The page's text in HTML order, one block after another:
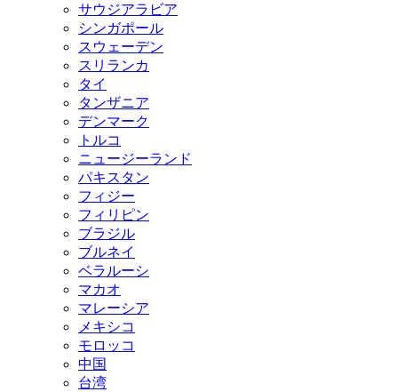
サウジアラビア
シンガポール
スウェーデン
スリランカ
タイ
タンザニア
デンマーク
トルコ
ニュージーランド
パキスタン
フィジー
フィリピン
ブラジル
ブルネイ
ベラルーシ
マカオ
マレーシア
メキシコ
モロッコ
中国
台湾